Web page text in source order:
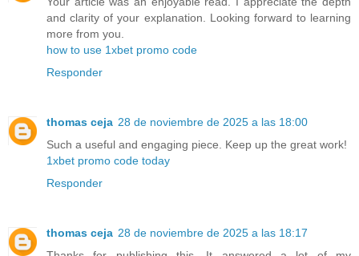
and clarity of your explanation. Looking forward to learning
more from you.
how to use 1xbet promo code
Responder
thomas ceja 28 de noviembre de 2025 a las 18:00
Such a useful and engaging piece. Keep up the great work!
1xbet promo code today
Responder
thomas ceja 28 de noviembre de 2025 a las 18:17